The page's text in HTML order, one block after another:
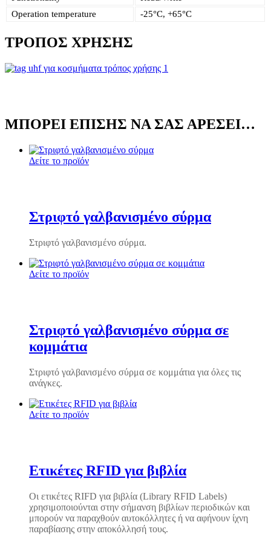
Operation temperature
-25°C, +65°C
ΤΡΌΠΟΣ ΧΡΉΣΗΣ
ΜΠΟΡΕΊ ΕΠΊΣΗΣ ΝΑ ΣΑΣ ΑΡΈΣΕΙ…
Δείτε το προϊόν
Στριφτό γαλβανισμένο σύρμα
Στριφτό γαλβανισμένο σύρμα.
Δείτε το προϊόν
Στριφτό γαλβανισμένο σύρμα σε
κομμάτια
Στριφτό γαλβανισμένο σύρμα σε κομμάτια για όλες τις
ανάγκες.
Δείτε το προϊόν
Ετικέτες RFID για βιβλία
Οι ετικέτες RIFD για βιβλία (Library RFID Labels)
χρησιμοποιούνται στην σήμανση βιβλίων περιοδικών και
μπορούν να παραχθούν αυτοκόλλητες ή να αφήνουν ίχνη
παραβίασης στην αποκόλλησή τους.